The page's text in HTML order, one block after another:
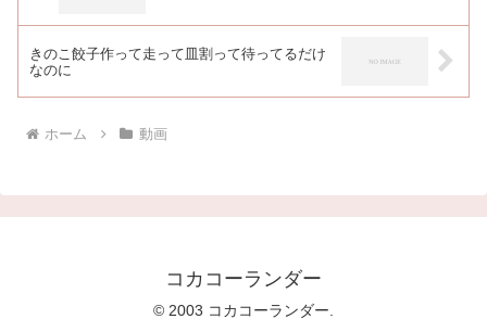
きのこ餃子作って走って皿割って待ってるだけ
なのに
ホーム 動画
コカコーランダー
© 2003 コカコーランダー.